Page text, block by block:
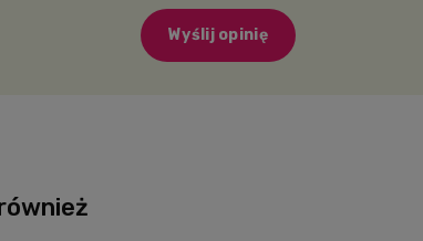
Wyślij opinię